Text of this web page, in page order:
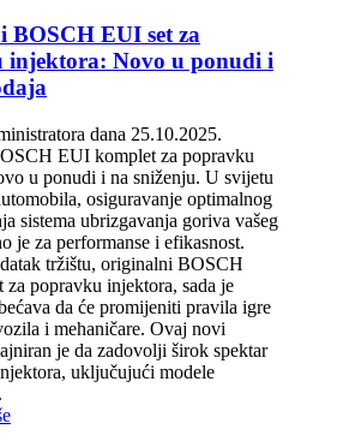
BOSCH EUI set za
injektora: Novo u ponudi i
dana 25.10.2025.
EUI komplet za popravku
u ponudi i na sniženju. U svijetu
osiguravanje optimalnog
sistema ubrizgavanja goriva vašeg
je za performanse i efikasnost.
tržištu, originalni BOSCH
popravku injektora, sada je
da će promijeniti pravila igre
i mehaničare. Ovaj novi
je da zadovolji širok spektar
uključujući modele